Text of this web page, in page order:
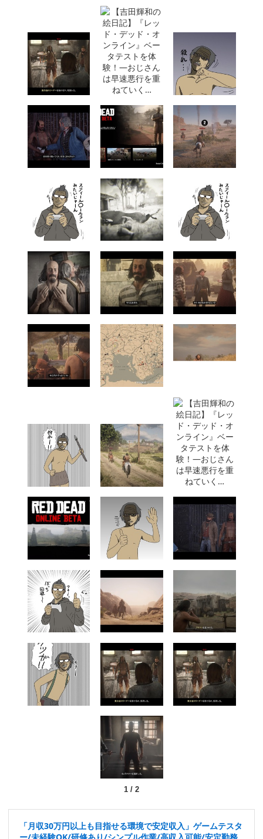
1/ 2
「月収30万円以上も目指せる環境で安定収入」ゲームテスタ
ー/未経験OK/研修あり/シンプル作業/高収入可能/安定勤務